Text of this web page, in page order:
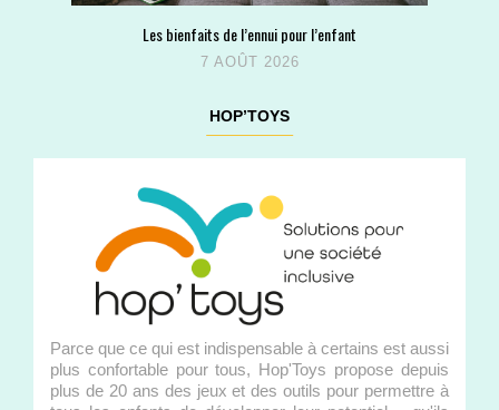
Les bienfaits de l’ennui pour l’enfant
7 AOÛT 2026
HOP’TOYS
Parce que ce qui est indispensable à certains est aussi
plus confortable pour tous, Hop'Toys propose depuis
plus de 20 ans des jeux et des outils pour permettre à